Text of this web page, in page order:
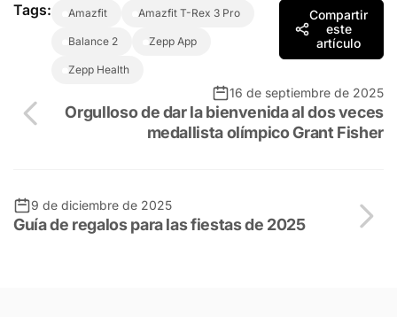
Tags:
Amazfit Amazfit T-Rex 3 Pro
Balance 2 Zepp App
Zepp Health
Compartir
este
artículo
16 de septiembre de 2025
Orgulloso de dar la bienvenida al dos veces
medallista olímpico Grant Fisher
9 de diciembre de 2025
Guía de regalos para las fiestas de 2025